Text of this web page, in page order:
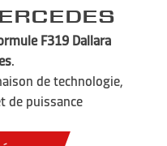
F319 Dallara
.
de technologie,
de puissance